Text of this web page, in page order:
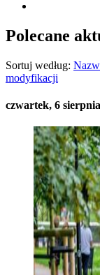
Polecane
Sortuj według:
modyfikacji
czwartek, 6